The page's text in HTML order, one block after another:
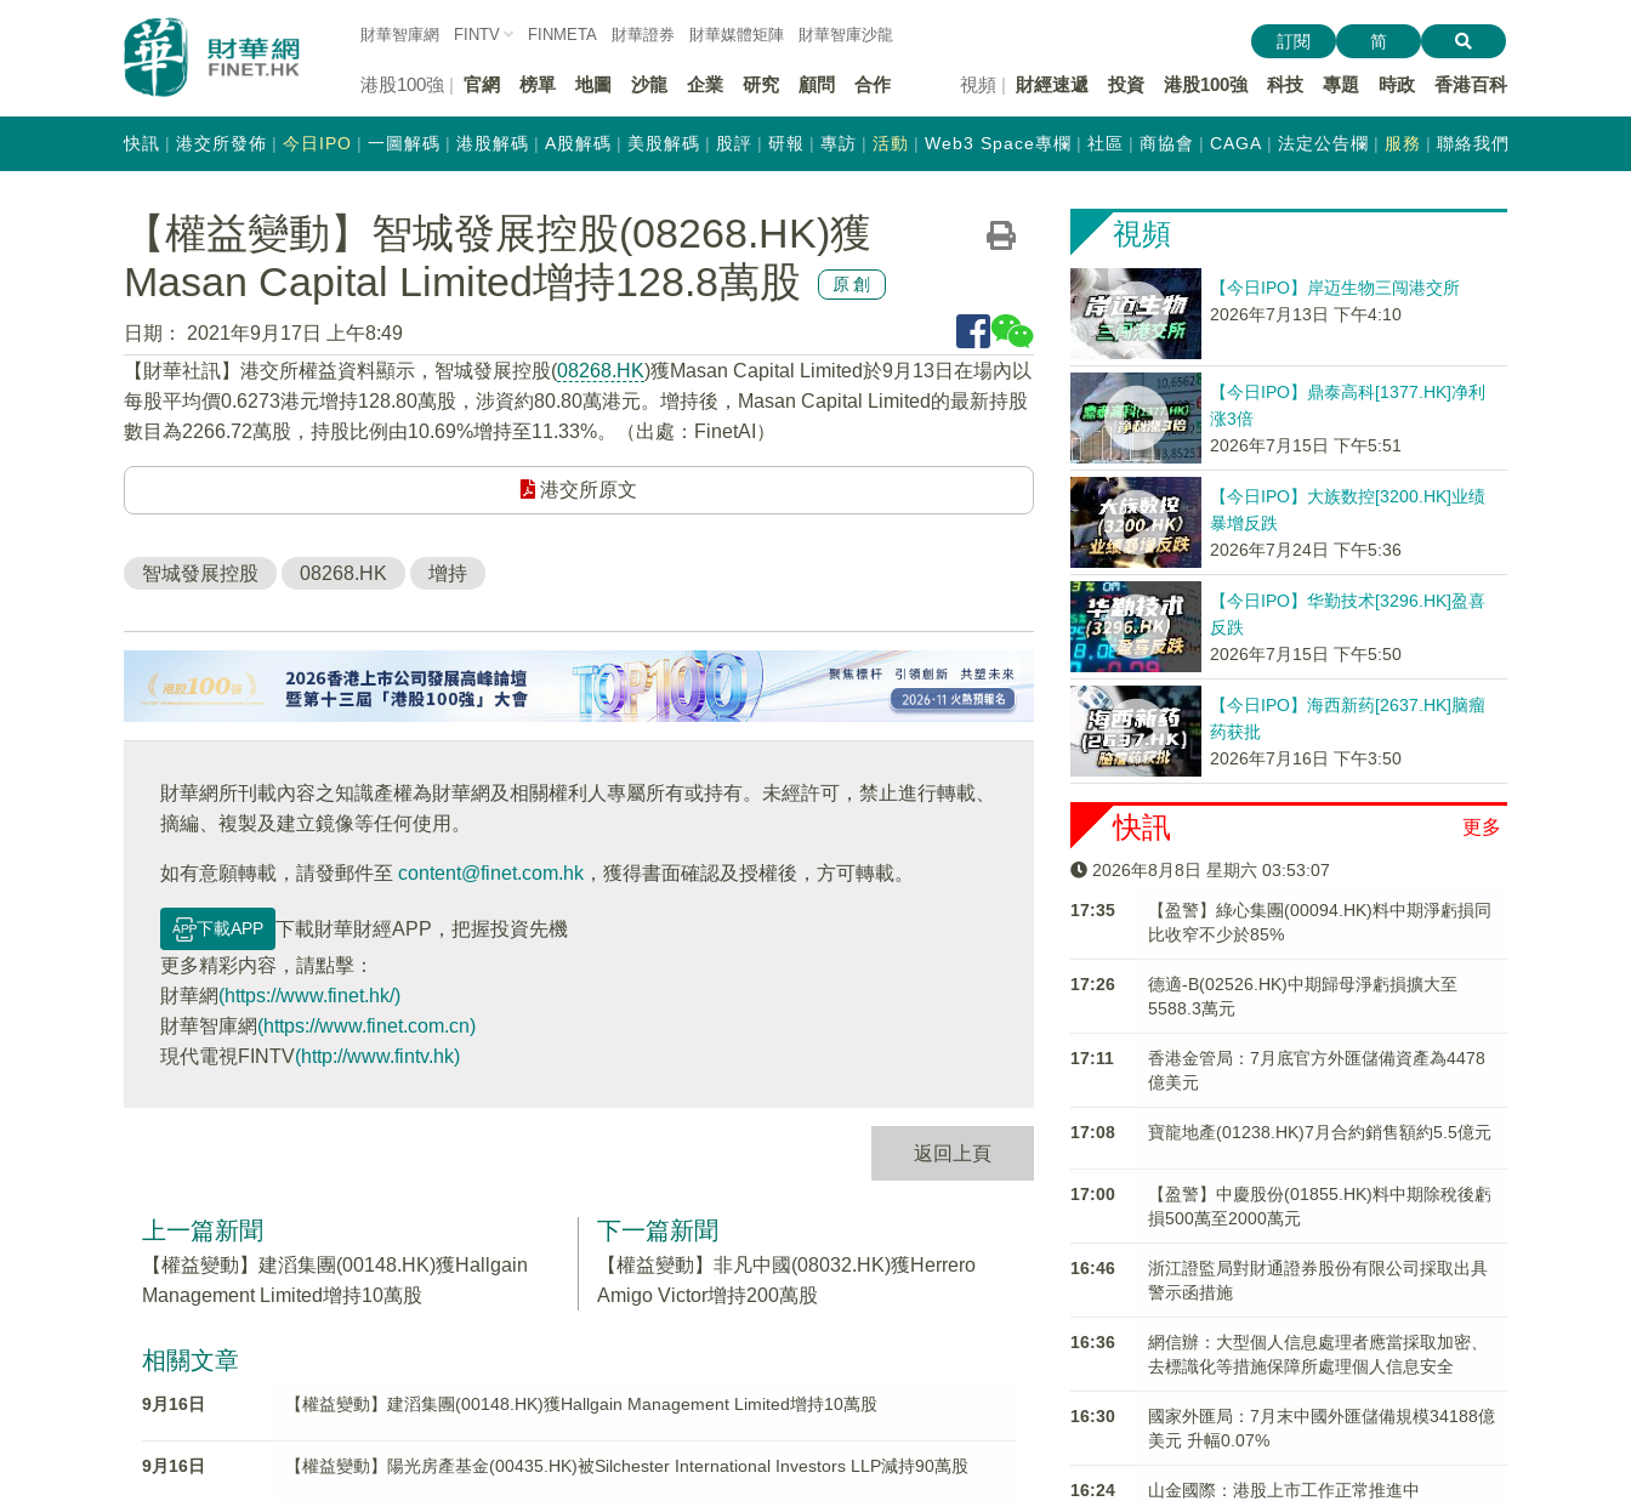
財華智庫網 FINTV FINMETA 財華證券 財華媒體矩陣 財華智庫沙龍
港股100強 官網 榜單 地圖 沙龍 企業 研究 顧問 合作 視頻 財經速遞 投資 港股100強 科技 專題 時政 香港百科
訂閱 简
快訊 港交所發佈 今日IPO 一圖解碼 港股解碼 A股解碼 美股解碼 股評 研報 專訪 活動 Web3 Space專欄 社區 商協會 CAGA 法定公告欄 服務 聯絡我們
【權益變動】智城發展控股(08268.HK)獲
Masan Capital Limited增持128.8萬股
原創
日期：
2021年9月17日 上午8:49
【財華社訊】港交所權益資料顯示，智城發展控股(08268.HK)獲Masan Capital Limited於9月13日在場內以
每股平均價0.6273港元增持128.80萬股，涉資約80.80萬港元。增持後，Masan Capital Limited的最新持股
數目為2266.72萬股，持股比例由10.69%增持至11.33%。（出處：FinetAI）
港交所原文
智城發展控股 08268.HK 增持
財華網所刊載內容之知識產權為財華網及相關權利人專屬所有或持有。未經許可，禁止進行轉載、
摘編、複製及建立鏡像等任何使用。
如有意願轉載，請發郵件至 content@finet.com.hk ，獲得書面確認及授權後，方可轉載。
下載APP
下載財華財經APP，把握投資先機
更多精彩内容，請點擊：
財華網(https://www.finet.hk/)
財華智庫網(https://www.finet.com.cn)
現代電視FINTV(http://www.fintv.hk)
返回上頁
上一篇新聞
【權益變動】建滔集團(00148.HK)獲Hallgain
Management Limited增持10萬股
下一篇新聞
【權益變動】非凡中國(08032.HK)獲Herrero
Amigo Victor增持200萬股
相關文章
9月16日 【權益變動】建滔集團(00148.HK)獲Hallgain Management Limited增持10萬股
9月16日 【權益變動】陽光房產基金(00435.HK)被Silchester International Investors LLP減持90萬股
視頻
【今日IPO】岸迈生物三闯港交所
2026年7月13日 下午4:10
【今日IPO】鼎泰高科[1377.HK]净利
涨3倍
2026年7月15日 下午5:51
【今日IPO】大族数控[3200.HK]业绩
暴增反跌
2026年7月24日 下午5:36
【今日IPO】华勤技术[3296.HK]盈喜
反跌
2026年7月15日 下午5:50
【今日IPO】海西新药[2637.HK]脑瘤
药获批
2026年7月16日 下午3:50
更多
快訊
2026年8月8日 星期六 03:53:07
17:35
【盈警】綠心集團(00094.HK)料中期淨虧損同
比收窄不少於85%
17:26
德適-B(02526.HK)中期歸母淨虧損擴大至
5588.3萬元
17:11
香港金管局：7月底官方外匯儲備資產為4478
億美元
17:08 寶龍地產(01238.HK)7月合約銷售額約5.5億元
17:00
【盈警】中慶股份(01855.HK)料中期除稅後虧
損500萬至2000萬元
16:46
浙江證監局對財通證券股份有限公司採取出具
警示函措施
16:36
網信辦：大型個人信息處理者應當採取加密、
去標識化等措施保障所處理個人信息安全
16:30
國家外匯局：7月末中國外匯儲備規模34188億
美元 升幅0.07%
16:24 山金國際：港股上市工作正常推進中